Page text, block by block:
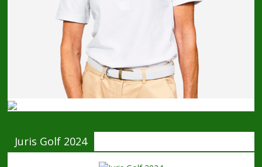
Juris Golf 2024